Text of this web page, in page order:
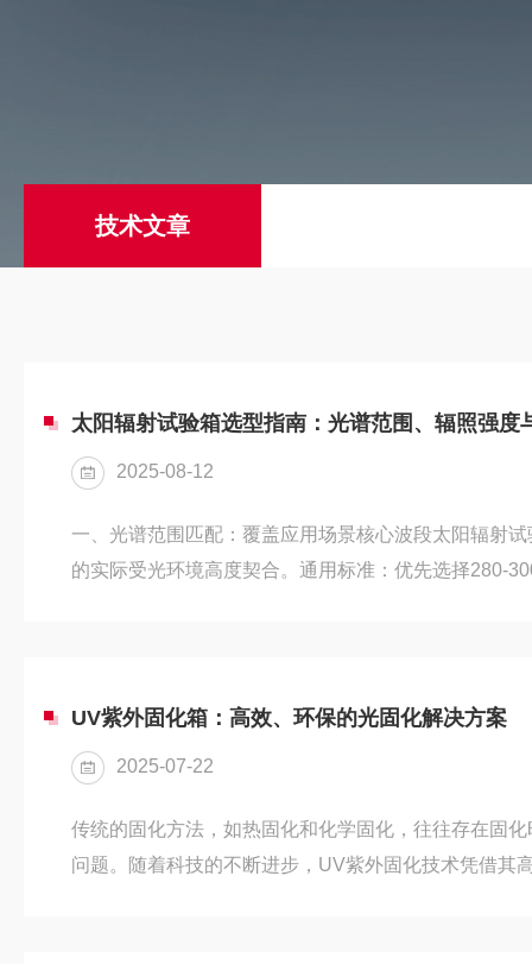
技术文章
太阳辐射试验箱选型指南：光谱范围、辐照强度
2025-08-12
一、光谱范围匹配：覆盖应用场景核心波段太阳辐射
的实际受光环境高度契合。通用标准：优先选择280-
敏感（如UV-B对塑料的老化作用），需选择支持波段
UV紫外固化箱：高效、环保的光固化解决方案
2025-07-22
传统的固化方法，如热固化和化学固化，往往存在固
问题。随着科技的不断进步，UV紫外固化技术凭借其